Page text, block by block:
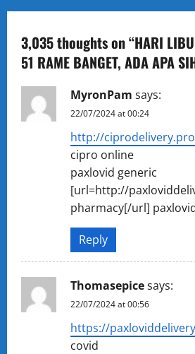
a
v
i
g
n
3,035 thoughts on “HARI
51 RAME BANGET, ADA APA
MyronPam says:
22/07/2024 at 00:24
http://
cipro online
paxlovid generic
[url=http://
pharmacy[/url]
Reply
Thomasepicesays:
22/07/2024 at 00:56
https://
covid